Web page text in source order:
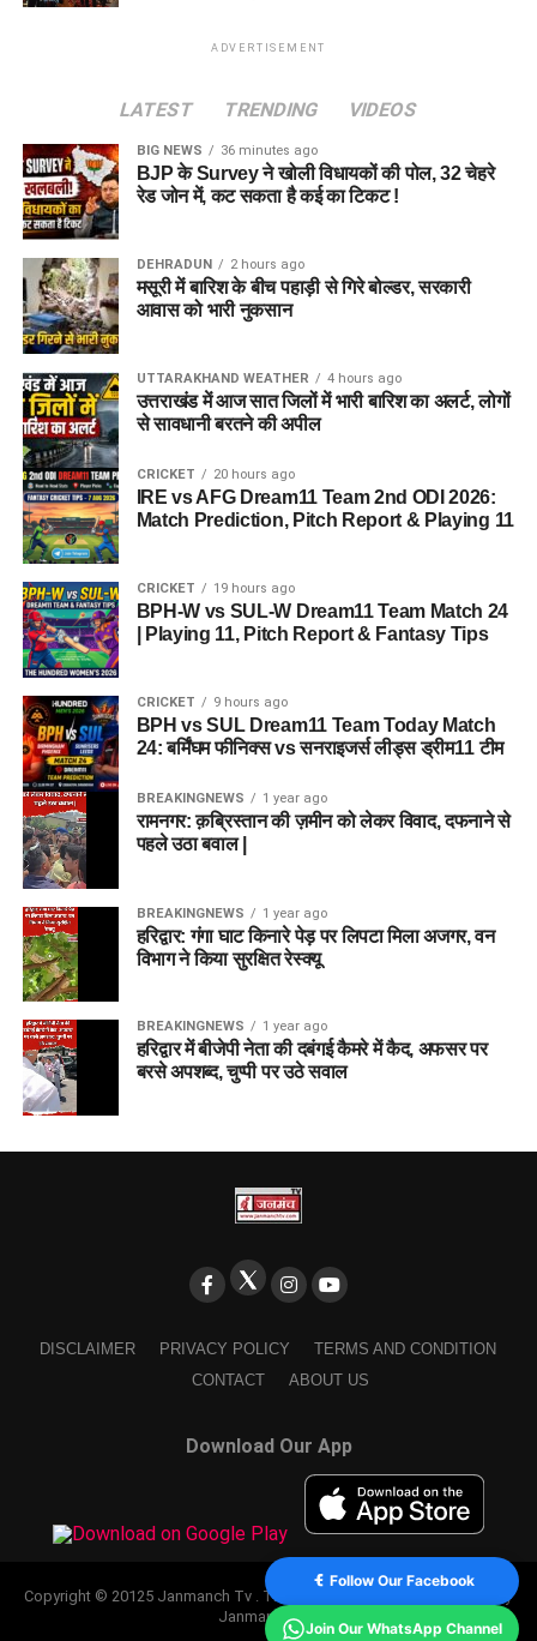
ADVERTISEMENT
LATEST TRENDING VIDEOS
BIG NEWS 36 minutes ago
BJP के Survey ने खोली विधायकों की पोल, 32 चेहरे
रेड जोन में, कट सकता है कई का टिकट !
DEHRADUN 2 hours ago
मसूरी में बारिश के बीच पहाड़ी से गिरे बोल्डर, सरकारी
आवास को भारी नुकसान
UTTARAKHAND WEATHER 4 hours ago
उत्तराखंड में आज सात जिलों में भारी बारिश का अलर्ट, लोगों
से सावधानी बरतने की अपील
CRICKET 20 hours ago
IRE vs AFG Dream11 Team 2nd ODI 2026:
Match Prediction, Pitch Report & Playing 11
CRICKET 19 hours ago
BPH-W vs SUL-W Dream11 Team Match 24
| Playing 11, Pitch Report & Fantasy Tips
CRICKET 9 hours ago
BPH vs SUL Dream11 Team Today Match
24: बर्मिंघम फीनिक्स vs सनराइजर्स लीड्स ड्रीम11 टीम
BREAKINGNEWS 1 year ago
रामनगर: क़ब्रिस्तान की ज़मीन को लेकर विवाद, दफनाने से
पहले उठा बवाल |
BREAKINGNEWS 1 year ago
हरिद्वार: गंगा घाट किनारे पेड़ पर लिपटा मिला अजगर, वन
विभाग ने किया सुरक्षित रेस्क्यू
BREAKINGNEWS 1 year ago
हरिद्वार में बीजेपी नेता की दबंगई कैमरे में कैद, अफसर पर
बरसे अपशब्द, चुप्पी पर उठे सवाल
DISCLAIMER PRIVACY POLICY
TERMS AND CONDITION
CONTACT
ABOUT US
Download Our App
Copyright © 20125 Janmanch Tv . Theme by SSDIGIMARK. powered by
Janmanch TV.
Follow Our Facebook
Join Our WhatsApp Channel